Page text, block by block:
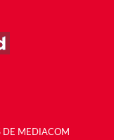
DE MEDIACOM